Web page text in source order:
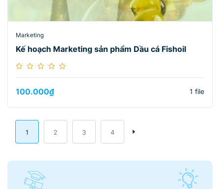
Marketing
Kế hoạch Marketing sản phẩm Dầu cá Fishoil
100.000₫ 1 file
1 2 3 4